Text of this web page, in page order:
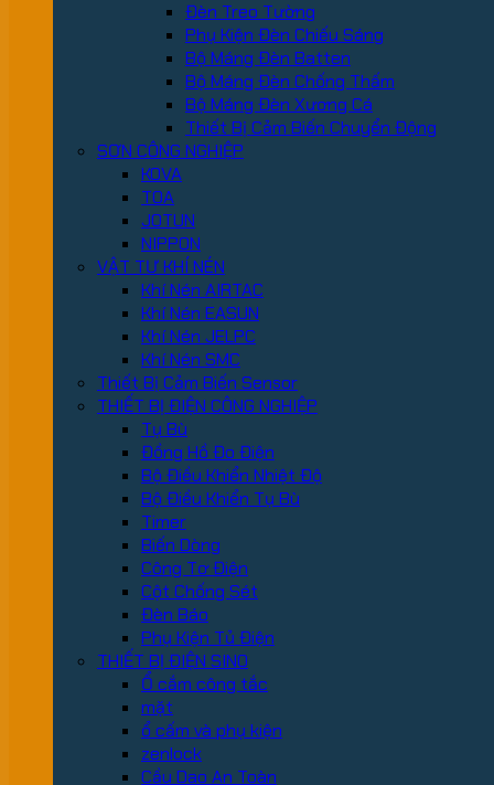
Đèn Treo Tường
Phụ Kiện Đèn Chiếu Sáng
Bộ Máng Đèn Batten
Bộ Máng Đèn Chống Thấm
Bộ Máng Đèn Xương Cá
Thiết Bị Cảm Biến Chuyển Động
SƠN CÔNG NGHIỆP
KOVA
TOA
JOTUN
NIPPON
VẬT TƯ KHÍ NÉN
Khí Nén AIRTAC
Khí Nén EASUN
Khí Nén JELPC
Khí Nén SMC
Thiết Bị Cảm Biến Sensor
THIẾT BỊ ĐIỆN CÔNG NGHIỆP
Tụ Bù
Đồng Hồ Đo Điện
Bộ Điều Khiển Nhiệt Độ
Bộ Điều Khiển Tụ Bù
Timer
Biến Dòng
Công Tơ Điện
Cột Chống Sét
Đèn Báo
Phụ Kiện Tủ Điện
THIẾT BỊ ĐIỆN SINO
Ổ cắm công tắc
mặt
ổ cấm và phụ kiện
zenlock
Cầu Dao An Toàn